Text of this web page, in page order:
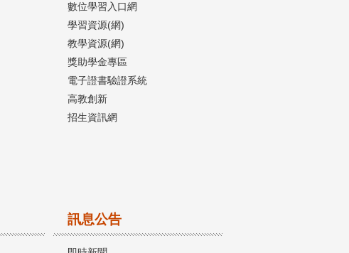
數位學習入口網
學習資源(網)
教學資源(網)
獎助學金專區
電子證書驗證系統
高教創新
招生資訊網
訊息公告